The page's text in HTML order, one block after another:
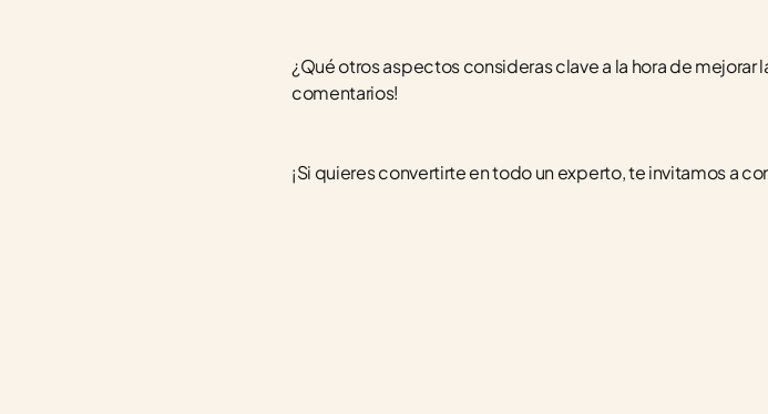
¿Qué otros aspectos consideras clave a la hora de mejorar
comentarios!
¡Si quieres convertirte en todo un experto, te invitamos a